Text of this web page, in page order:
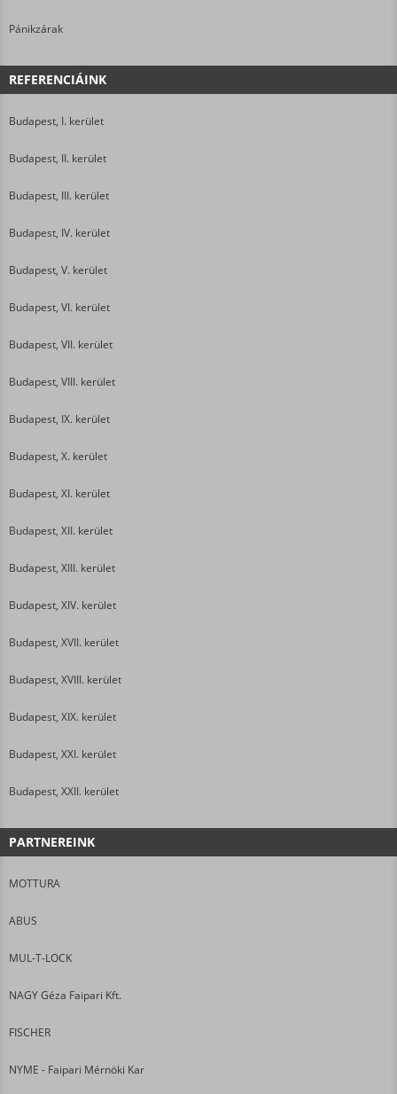
Pánikzárak
REFERENCIÁINK
Budapest, I. kerület
Budapest, II. kerület
Budapest, III. kerület
Budapest, IV. kerület
Budapest, V. kerület
Budapest, VI. kerület
Budapest, VII. kerület
Budapest, VIII. kerület
Budapest, IX. kerület
Budapest, X. kerület
Budapest, XI. kerület
Budapest, XII. kerület
Budapest, XIII. kerület
Budapest, XIV. kerület
Budapest, XVII. kerület
Budapest, XVIII. kerület
Budapest, XIX. kerület
Budapest, XXI. kerület
Budapest, XXII. kerület
PARTNEREINK
MOTTURA
ABUS
MUL-T-LOCK
NAGY Géza Faipari Kft.
FISCHER
NYME - Faipari Mérnöki Kar